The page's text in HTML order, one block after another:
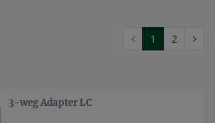
1 2
3-weg Adapter LC